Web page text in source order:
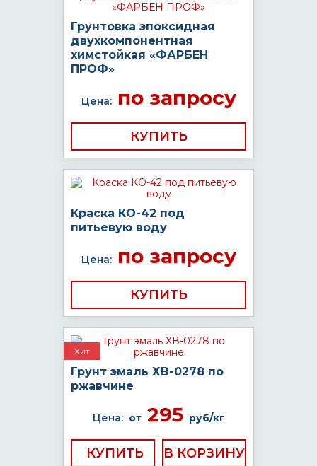
Грунтовка эпоксидная
двухкомпонентная
химстойкая «ФАРБЕН
ПРОФ»
Цена:по запросу
КУПИТЬ
Краска КО-42 под
питьевую воду
Цена:по запросу
КУПИТЬ
Хит
Грунт эмаль ХВ-0278 по
ржавчине
Цена: от295 руб/кг
КУПИТЬ